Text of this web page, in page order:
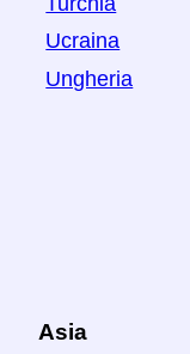
Ucraina
Ungheria
Asia